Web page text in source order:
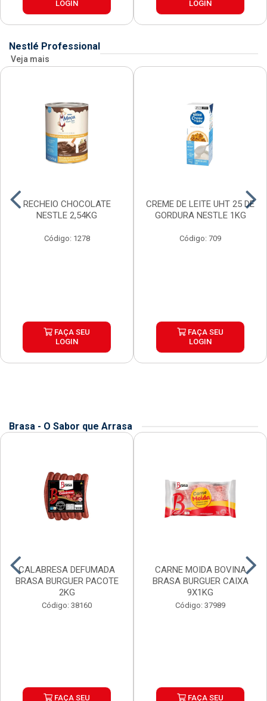
LOGIN LOGIN
Nestlé Professional
Veja mais
RECHEIO CHOCOLATE
NESTLE 2,54KG
Código: 1278
FAÇA SEU
LOGIN
CREME DE LEITE UHT 25 DE
GORDURA NESTLE 1KG
Código: 709
FAÇA SEU
LOGIN
Brasa - O Sabor que Arrasa
CALABRESA DEFUMADA
BRASA BURGUER PACOTE
2KG
Código: 38160
FAÇA SEU
CARNE MOIDA BOVINA
BRASA BURGUER CAIXA
9X1KG
Código: 37989
FAÇA SEU